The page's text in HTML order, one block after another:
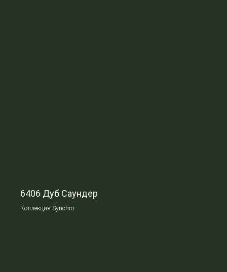
6406 Дуб Саундер
Коллекция Synchro